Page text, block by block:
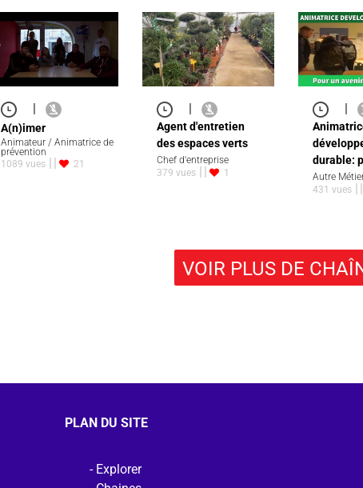
A(n)imer
Animateur / Animatrice de
prévention
1089 vues
21
Agent d'entretien
des espaces verts
Chef d'entreprise
379 vues
1
durable:
Autre
431 vues
VOIR PLUS DE
PLAN DU SITE
Explorer